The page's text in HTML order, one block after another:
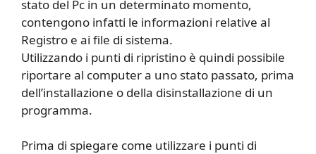
stato del Pc in un determinato momento,
contengono infatti le informazioni relative al
Registro e ai file di sistema.
Utilizzando i punti di ripristino è quindi possibile
riportare al computer a uno stato passato, prima
dell’installazione o della disinstallazione di un
programma.
Prima di spiegare come utilizzare i punti di